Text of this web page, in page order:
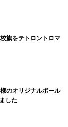
旗をテトロントロマ
のオリジナルボール
した